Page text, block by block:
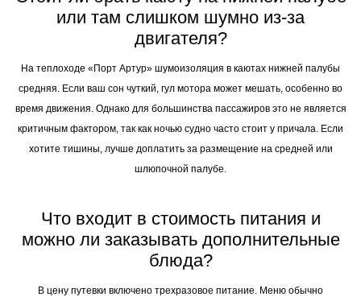
или там слишком шумно из-за
двигателя?
На теплоходе «Порт Артур» шумоизоляция в каютах нижней палубы
средняя. Если ваш сон чуткий, гул мотора может мешать, особенно во
время движения. Однако для большинства пассажиров это не является
критичным фактором, так как ночью судно часто стоит у причала. Если
хотите тишины, лучше доплатить за размещение на средней или
шлюпочной палубе.
Что входит в стоимость питания и
можно ли заказывать дополнительные
блюда?
В цену путевки включено трехразовое питание. Меню обычно